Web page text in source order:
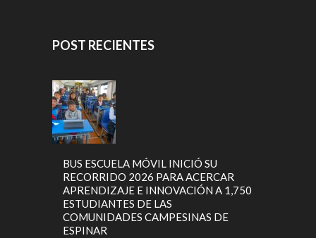
POST RECIENTES
BUS ESCUELA MÓVIL INICIÓ SU
RECORRIDO 2026 PARA ACERCAR
APRENDIZAJE E INNOVACIÓN A 1,750
ESTUDIANTES DE LAS
COMUNIDADES CAMPESINAS DE
ESPINAR